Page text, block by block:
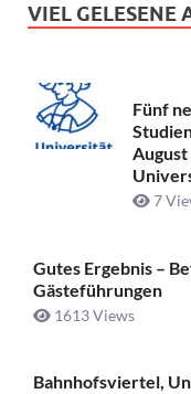
VIEL GELESENE
Fünf
7
Gutes Ergebnis –
Gästeführungen
1613 Views
Bahnhofsviertel,